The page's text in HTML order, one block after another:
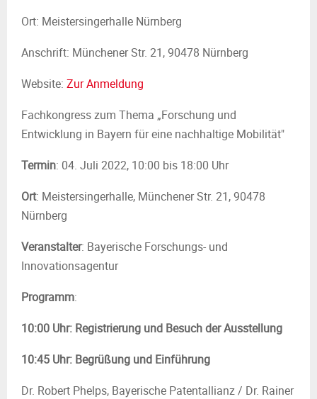
Ort: Meistersingerhalle Nürnberg
Anschrift: Münchener Str. 21, 90478 Nürnberg
Website: Zur Anmeldung
Fachkongress zum Thema „Forschung und
Entwicklung in Bayern für eine nachhaltige Mobilität"
Termin: 04. Juli 2022, 10:00 bis 18:00 Uhr
Ort: Meistersingerhalle, Münchener Str. 21, 90478
Nürnberg
Veranstalter: Bayerische Forschungs- und
Innovationsagentur
Programm:
10:00 Uhr: Registrierung und Besuch der Ausstellung
10:45 Uhr: Begrüßung und Einführung
Dr. Robert Phelps, Bayerische Patentallianz / Dr. Rainer